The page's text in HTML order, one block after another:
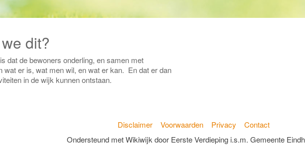
dit?
dat de bewoners onderling, en samen met
wat er is, wat men wil, en wat er kan. En dat er dan
in de wijk kunnen ontstaan.
Disclaimer Voorwaarden Privacy
Contact
Ondersteund met Wikiwijk door Eerste Verdieping i.s.m. Gemeente